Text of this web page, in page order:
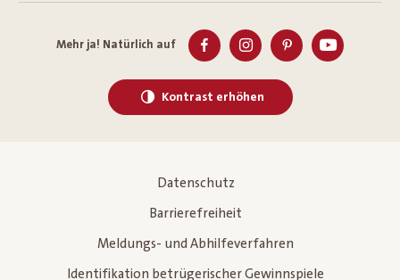
Mehr ja! Natürlich auf
Kontrast erhöhen
Datenschutz
Barrierefreiheit
Meldungs- und Abhilfeverfahren
Identifikation betrügerischer Gewinnspiele